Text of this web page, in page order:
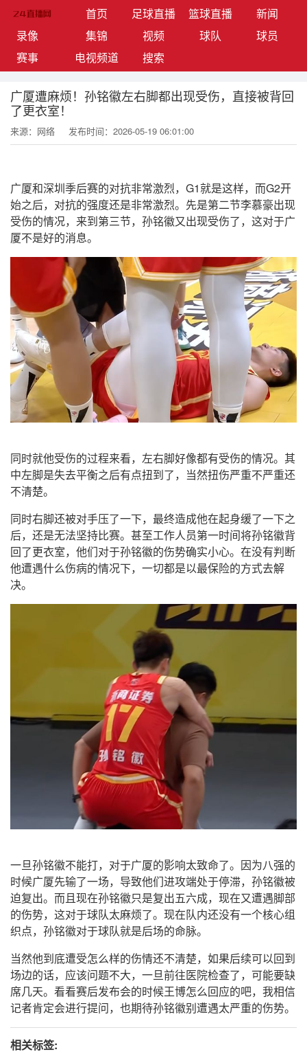
首页(current)足球直播 篮球直播
新闻
录像
集锦 视频 球队
球员
赛事
电视频道 搜索
广厦遭麻烦！孙铭徽左右脚都出现受伤，直接被背回
了更衣室！
来源：网络 发布时间：2026-05-19 06:01:00
广厦和深圳季后赛的对抗非常激烈，G1就是这样，而G2开
始之后，对抗的强度还是非常激烈。先是第二节李慕豪出现
受伤的情况，来到第三节，孙铭徽又出现受伤了，这对于广
厦不是好的消息。
同时就他受伤的过程来看，左右脚好像都有受伤的情况。其
中左脚是失去平衡之后有点扭到了，当然扭伤严重不严重还
不清楚。
同时右脚还被对手压了一下，最终造成他在起身缓了一下之
后，还是无法坚持比赛。甚至工作人员第一时间将孙铭徽背
回了更衣室，他们对于孙铭徽的伤势确实小心。在没有判断
他遭遇什么伤病的情况下，一切都是以最保险的方式去解
决。
一旦孙铭徽不能打，对于广厦的影响太致命了。因为八强的
时候广厦先输了一场，导致他们进攻端处于停滞，孙铭徽被
迫复出。而且现在孙铭徽只是复出五六成，现在又遭遇脚部
的伤势，这对于球队太麻烦了。现在队内还没有一个核心组
织点，孙铭徽对于球队就是后场的命脉。
当然他到底遭受怎么样的伤情还不清楚，如果后续可以回到
场边的话，应该问题不大，一旦前往医院检查了，可能要缺
席几天。看看赛后发布会的时候王博怎么回应的吧，我相信
记者肯定会进行提问，也期待孙铭徽别遭遇太严重的伤势。
相关标签: